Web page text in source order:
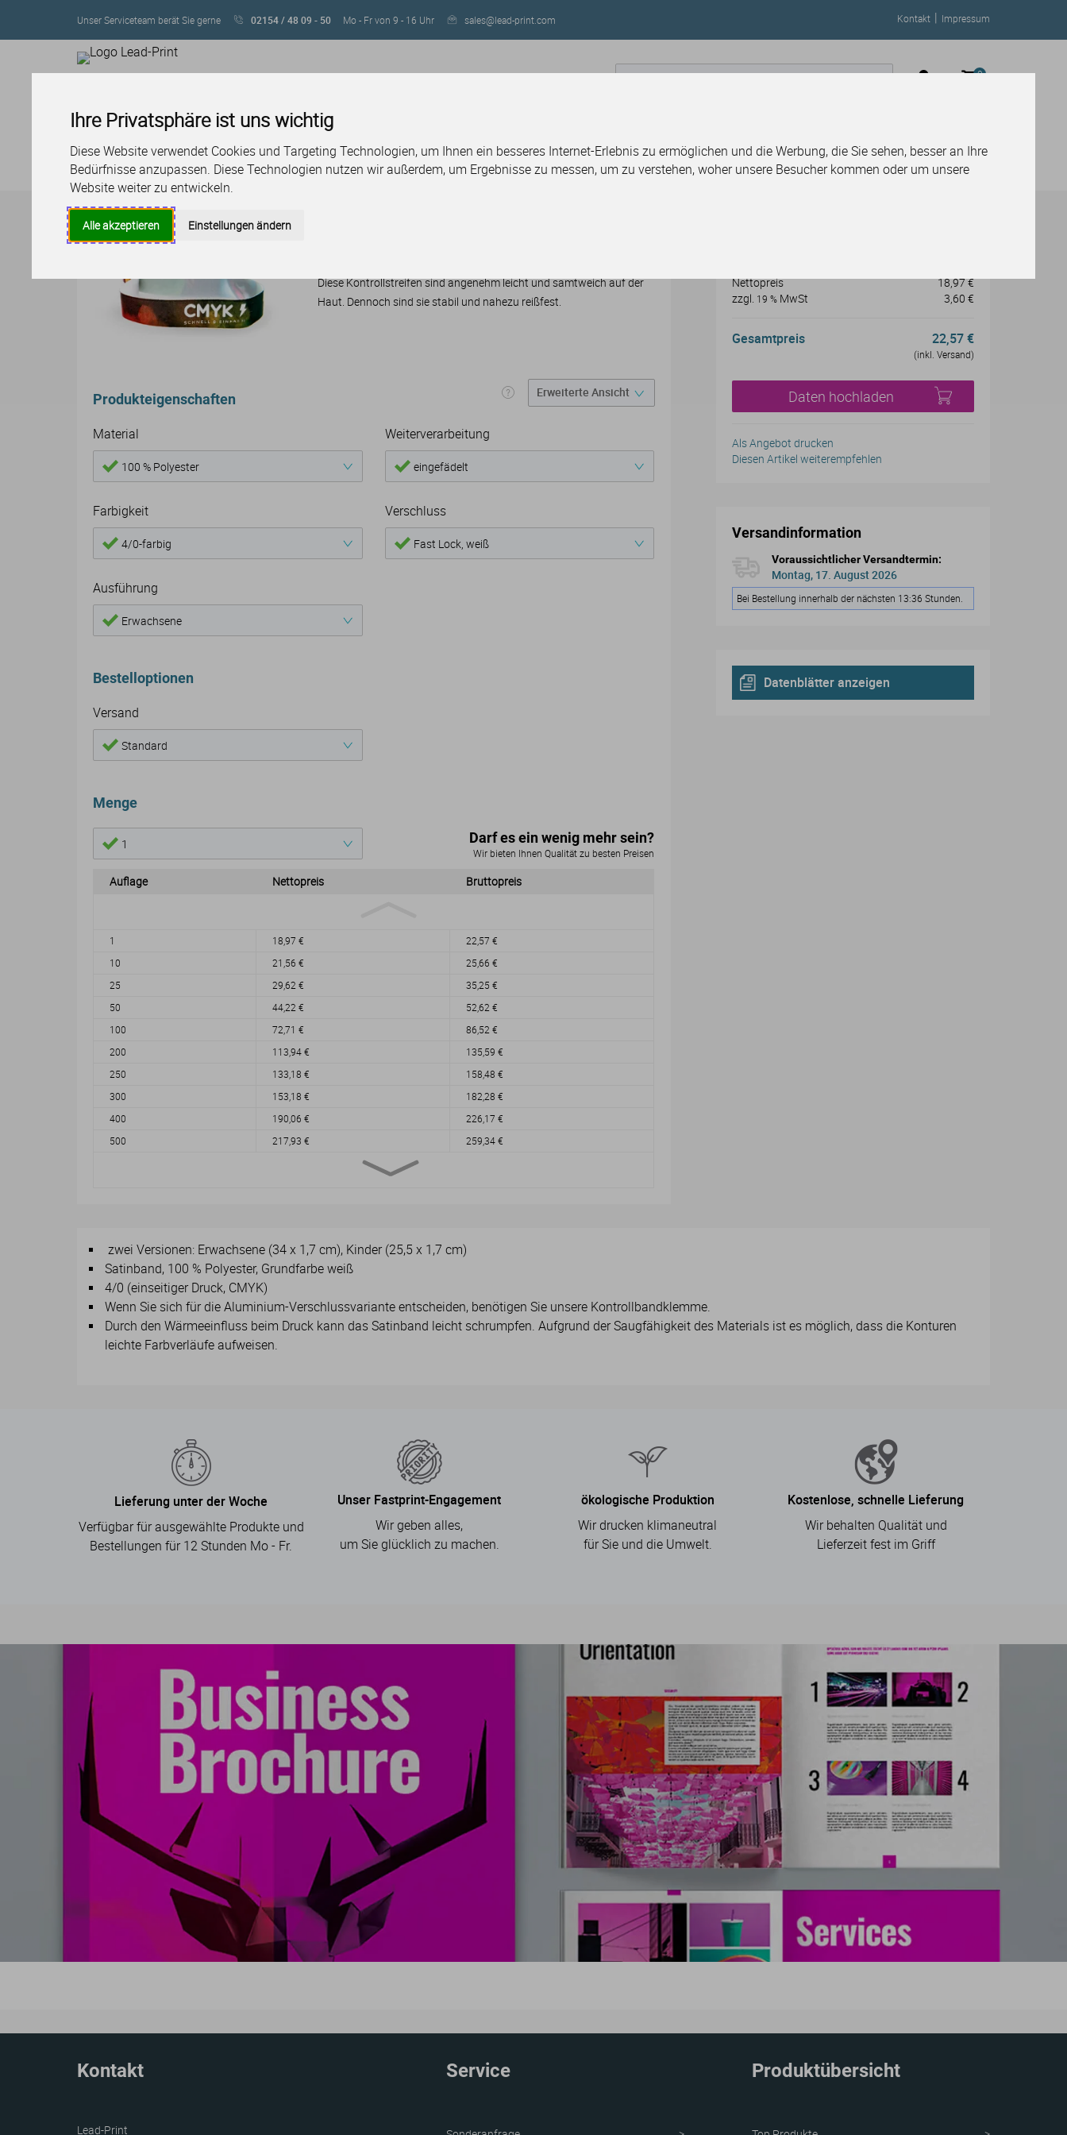
Ihre Privatsphäre ist uns wichtig
Diese Website verwendet Cookies und Targeting Technologien, um Ihnen ein besseres Internet-Erlebnis zu ermöglichen und die Werbung, die Sie sehen, besser an Ihre
Bedürfnisse anzupassen. Diese Technologien nutzen wir außerdem, um Ergebnisse zu messen, um zu verstehen, woher unsere Besucher kommen oder um unsere
Website weiter zu entwickeln.
Alle akzeptieren Einstellungen ändern
Unser Serviceteam berät Sie gerne 02154 / 48 09 - 50 Mo - Fr von 9 - 16 Uhr sales@lead-print.com Kontakt | Impressum
0
Produktübersicht Druckprodukte Kontrollbänder und Einlassbänder Kontrollbänder Stoff, bedruckt
Diese Kontrollstreifen sind angenehm leicht und samtweich auf der
Haut. Dennoch sind sie stabil und nahezu reißfest.
Produkteigenschaften
Material
100 % Polyester
Weiterverarbeitung
eingefädelt
Farbigkeit
4/0-farbig
Verschluss
Fast Lock, weiß
Ausführung
Erwachsene
Bestelloptionen
Versand
Standard
Menge
1 Darf es ein wenig mehr sein?
Wir bieten Ihnen Qualität zu besten Preisen
Auflage Nettopreis Bruttopreis
1 18,97 €
22,57 €
10
21,56 €
25,66 €
25
29,62 €
35,25 €
50
44,22 €
52,62 €
100
72,71 €
86,52 €
200
113,94 €
135,59 €
250
133,18 €
158,48 €
300
153,18 €
182,28 €
400
190,06 €
226,17 €
500
217,93 € 259,34 €
Nettopreis
18,97 €
zzgl. 19 % MwSt 3,60 €
Gesamtpreis 22,57 €
(inkl. Versand)
Daten hochladen
Als Angebot drucken
Diesen Artikel weiterempfehlen
Versandinformation
Voraussichtlicher Versandtermin:
Montag, 17. August 2026
Bei Bestellung innerhalb der nächsten 13:36 Stunden.
Datenblätter anzeigen
zwei Versionen: Erwachsene (34 x 1,7 cm), Kinder (25,5 x 1,7 cm)
Satinband, 100 % Polyester, Grundfarbe weiß
4/0 (einseitiger Druck, CMYK)
Wenn Sie sich für die Aluminium-Verschlussvariante entscheiden, benötigen Sie unsere Kontrollbandklemme.
Durch den Wärmeeinfluss beim Druck kann das Satinband leicht schrumpfen. Aufgrund der Saugfähigkeit des Materials ist es möglich, dass die Konturen
leichte Farbverläufe aufweisen.
Lieferung unter der Woche
Verfügbar für ausgewählte Produkte und
Bestellungen für 12 Stunden Mo - Fr.
Unser Fastprint-Engagement
Wir geben alles,
um Sie glücklich zu machen.
ökologische Produktion
Wir drucken klimaneutral
für Sie und die Umwelt.
Kostenlose, schnelle Lieferung
Wir behalten Qualität und
Lieferzeit fest im Griff
Kontakt
Lead-Print
Produktübersicht
Service